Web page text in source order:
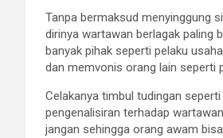
Tanpa bermaksud menyinggung
dirinya wartawan berlagak paling
banyak pihak seperti pelaku
dan memvonis orang lain seperti
Celakanya timbul tudingan
pengenalisiran terhadap
jangan sehingga orang awam